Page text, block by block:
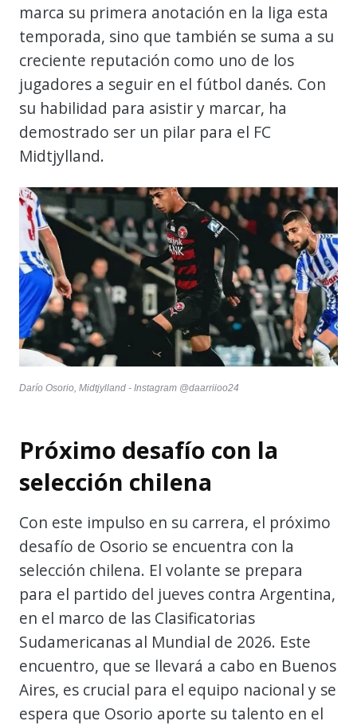
marca su primera anotación en la liga esta
temporada, sino que también se suma a su
creciente reputación como uno de los
jugadores a seguir en el fútbol danés. Con
su habilidad para asistir y marcar, ha
demostrado ser un pilar para el FC
Midtjylland.
Darío Osorio, Midtjylland - Instagram @daarriioo24
Próximo desafío con la
selección chilena
Con este impulso en su carrera, el próximo
desafío de Osorio se encuentra con la
selección chilena. El volante se prepara
para el partido del jueves contra Argentina,
en el marco de las Clasificatorias
Sudamericanas al Mundial de 2026. Este
encuentro, que se llevará a cabo en Buenos
Aires, es crucial para el equipo nacional y se
espera que Osorio aporte su talento en el